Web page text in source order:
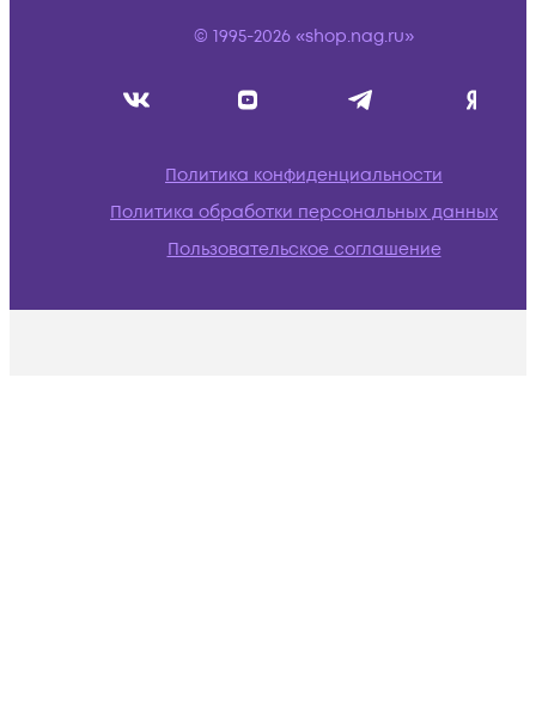
© 1995-2026 «shop.nag.ru»
Политика конфиденциальности
Политика обработки персональных данных
Пользовательское соглашение